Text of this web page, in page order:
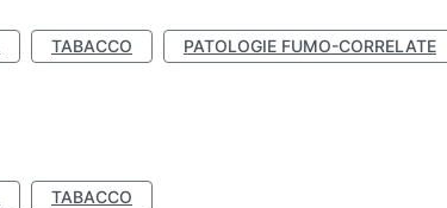
TABACCO PATOLOGIE FUMO-CORRELATE
TABACCO